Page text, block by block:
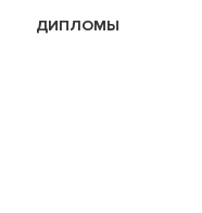
ДИПЛОМЫ